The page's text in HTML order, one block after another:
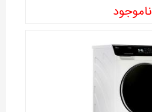
ناموجود